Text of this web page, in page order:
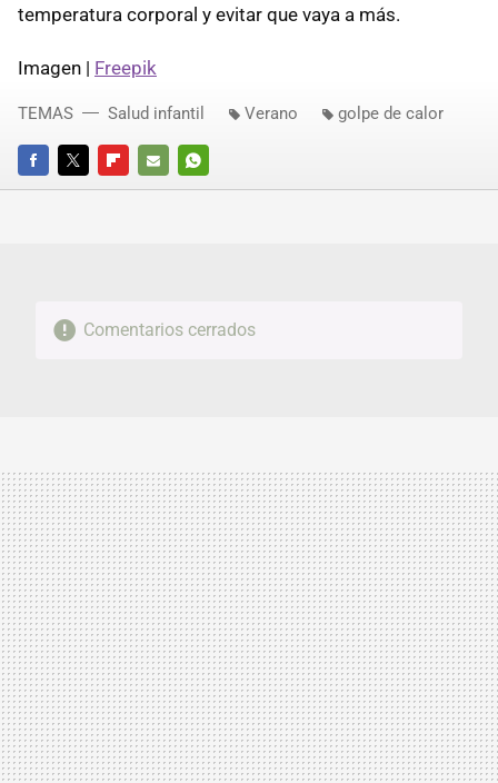
temperatura corporal y evitar que vaya a más.
Imagen | Freepik
FACEBOOKTWITTERFLIPBOARD
E-
WHATSAPP
TEMAS Salud infantil Verano golpe de calor
Comentarios cerrados